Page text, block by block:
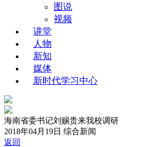
图说
视频
讲堂
人物
新知
媒体
新时代学习中心
海南省委书记刘赐贵来我校调研
2018年04月19日 综合新闻
返回